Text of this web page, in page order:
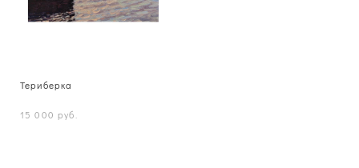
Териберка
15 000 pуб.